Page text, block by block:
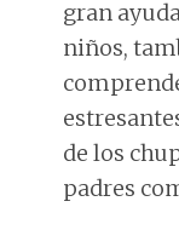
gran
niños,
de los
padres